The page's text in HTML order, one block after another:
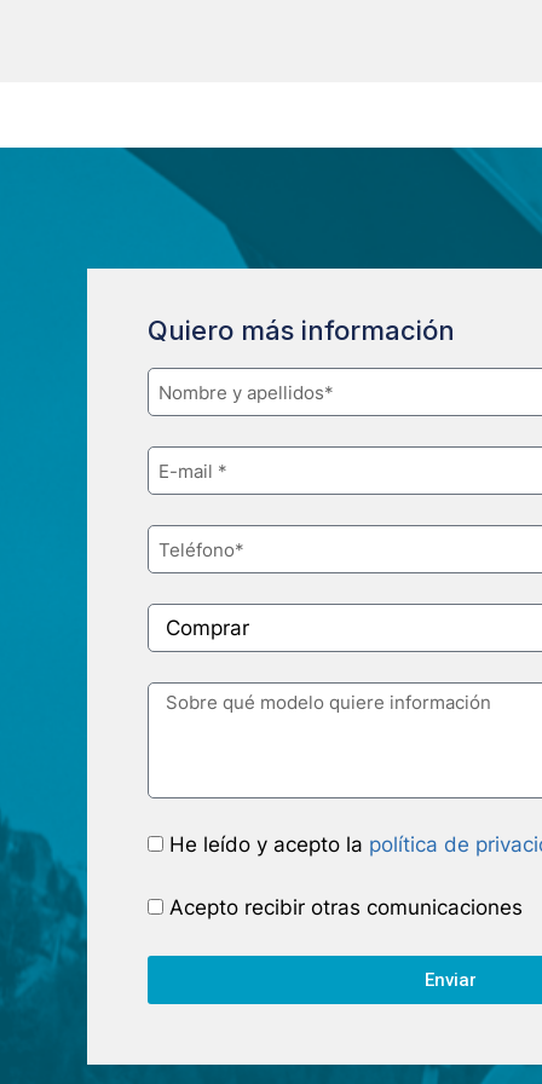
Quiero más información
He leído y acepto la política de
Acepto recibir otras comunicaciones
Enviar